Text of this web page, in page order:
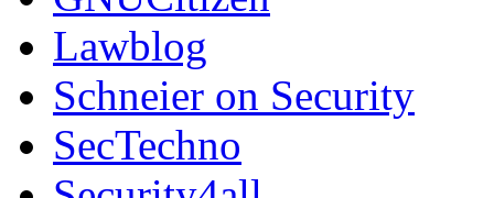
Lawblog
Schneier on Security
SecTechno